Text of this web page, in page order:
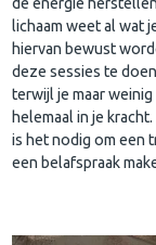
lichaam weet al wat
hiervan bewust
deze sessies te
terwijl je maar
helemaal in je
is het nodig om een
een belafspraak